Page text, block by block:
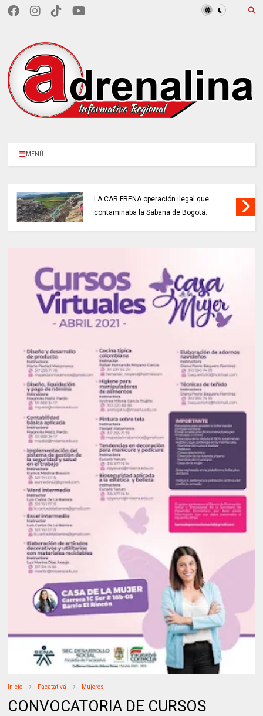
MENÚ
LA CAR FRENA operación ilegal que
contaminaba la Sabana de Bogotá.
Inicio Facatativá Mujeres
CONVOCATORIA DE CURSOS